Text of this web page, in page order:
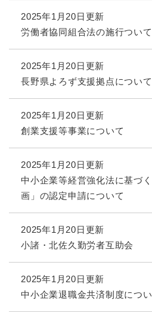
2025年1月20日更新
労働者協同組合法の施行ついて
2025年1月20日更新
長野県よろず支援拠点について
2025年1月20日更新
創業支援等事業について
2025年1月20日更新
中小企業等経営強化法に基づ
画」の認定申請について
2025年1月20日更新
小諸・北佐久勤労者互助会
2025年1月20日更新
中小企業退職金共済制度につ